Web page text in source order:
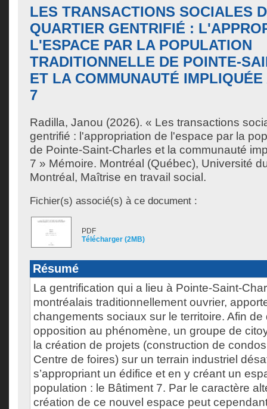
LES TRANSACTIONS SOCIALES
QUARTIER GENTRIFIÉ :
L'ESPACE PAR LA POPULATION
TRADITIONNELLE DE POINTE-
ET LA COMMUNAUTÉ
7
Radilla, Janou (2026). « Les transactions
gentrifié : l'appropriation de l'espace par la
de Pointe-Saint-Charles et la communauté
7 » Mémoire. Montréal (Québec), Université
Montréal, Maîtrise en travail social.
Fichier(s) associé(s) à ce document :
PDF
Télécharger (2MB)
Résumé
La gentrification qui a lieu à Pointe-Saint-
montréalais traditionnellement ouvrier,
changements sociaux sur le territoire. Afin de
opposition au phénomène, un groupe de
la création de projets (construction de
Centre de foires) sur un terrain industriel
s’appropriant un édifice et en y créant un
population : le Bâtiment 7. Par le caractère
création de ce nouvel espace peut